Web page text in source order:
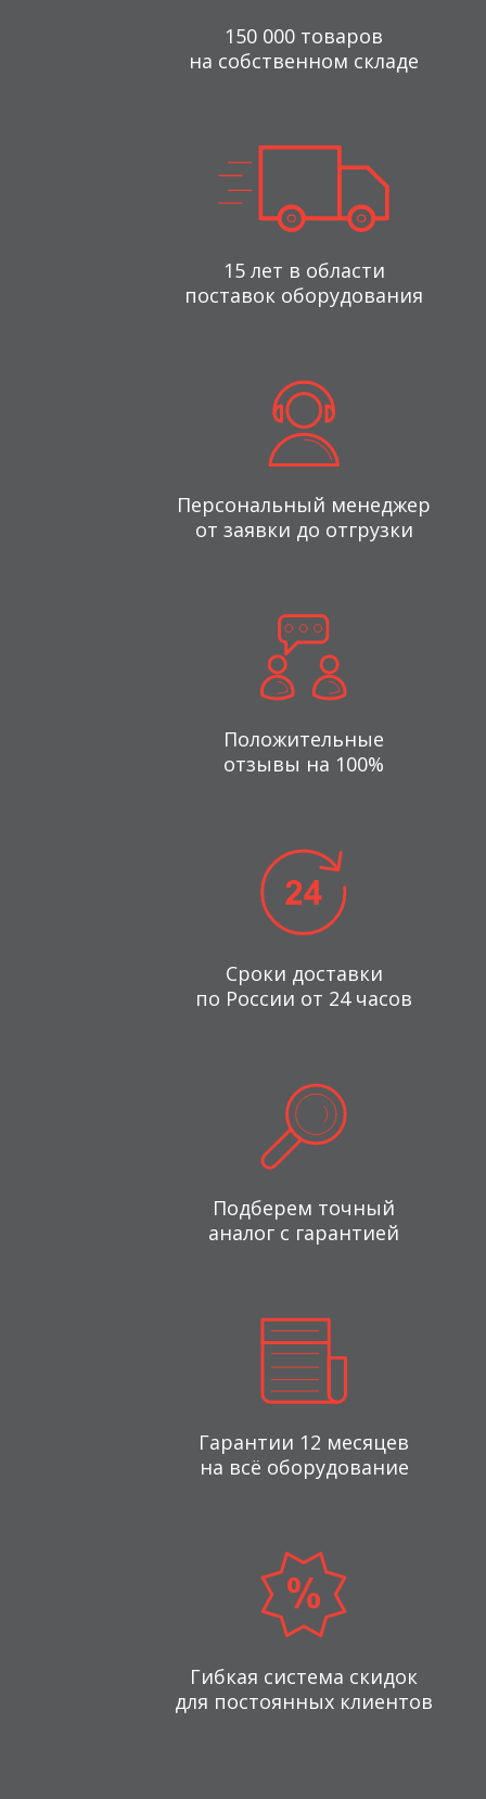
150 000 товаров
на собственном складе
15 лет в области
поставок оборудования
Персональный менеджер
от заявки до отгрузки
Положительные
отзывы на 100%
Сроки доставки
по России от 24 часов
Подберем точный
аналог с гарантией
Гарантии 12 месяцев
на всё оборудование
Гибкая система скидок
для постоянных клиентов